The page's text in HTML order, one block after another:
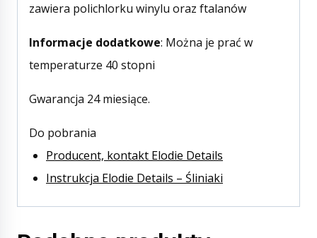
zawiera polichlorku winylu oraz ftalanów
Informacje dodatkowe: Można je prać w
temperaturze 40 stopni
Gwarancja 24 miesiące.
Do pobrania
Producent, kontakt Elodie Details
Instrukcja Elodie Details – Śliniaki